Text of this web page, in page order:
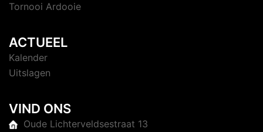
Tornooi Ardooie
ACTUEEL
Kalender
Uitslagen
VIND ONS
Oude Lichterveldsestraat 13